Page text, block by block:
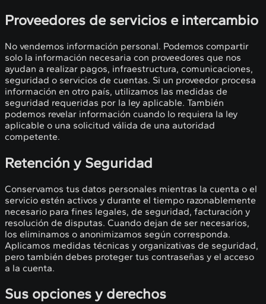
Proveedores de servicios e intercambio
No vendemos información personal. Podemos compartir
solo la información necesaria con proveedores que nos
ayudan a realizar pagos, infraestructura, comunicaciones,
seguridad o servicios de cuentas. Si un proveedor procesa
información en otro país, utilizamos las medidas de
seguridad requeridas por la ley aplicable. También
podemos revelar información cuando lo requiera la ley
aplicable o una solicitud válida de una autoridad
competente.
Retención y Seguridad
Conservamos tus datos personales mientras la cuenta o el
servicio estén activos y durante el tiempo razonablemente
necesario para fines legales, de seguridad, facturación y
resolución de disputas. Cuando dejan de ser necesarios,
los eliminamos o anonimizamos según corresponda.
Aplicamos medidas técnicas y organizativas de seguridad,
pero también debes proteger tus contraseñas y el acceso
a la cuenta.
Sus opciones y derechos